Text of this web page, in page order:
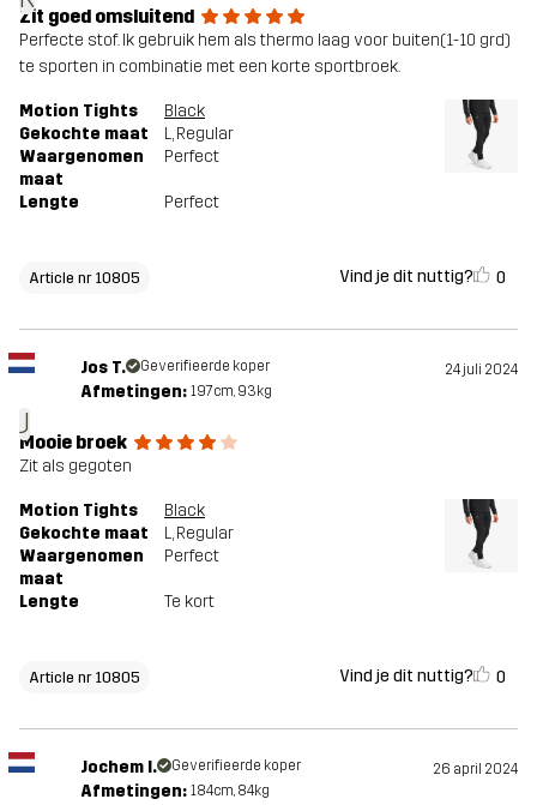
Zit goed omsluitend
Perfecte stof. Ik gebruik hem als thermo laag voor buiten(1-10 grd)
te sporten in combinatie met een korte sportbroek.
Motion Tights
Black
Gekochte maat
L, Regular
Waargenomen
maat
Perfect
Lengte Perfect
Article nr 10805 Vind je dit nuttig? 0
J
Jos T. Geverifieerde koper 24 juli 2024
Afmetingen: 197cm, 93kg
Mooie broek
Zit als gegoten
Motion Tights
Black
Gekochte maat
L, Regular
Waargenomen
maat
Perfect
Lengte Te kort
Article nr 10805 Vind je dit nuttig? 0
Jochem I. Geverifieerde koper 26 april 2024
Afmetingen: 184cm, 84kg